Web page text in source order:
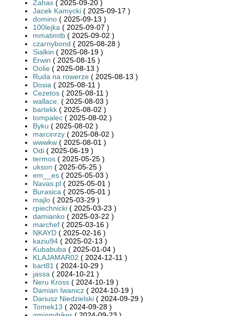
Zahas ( 2025-09-20 )
Jacek Kamycki ( 2025-09-17 )
domino ( 2025-09-13 )
100lejka ( 2025-09-07 )
mmatimtb ( 2025-09-02 )
czarnybond ( 2025-08-28 )
Sialkin ( 2025-08-19 )
Erwin ( 2025-08-15 )
Oolie ( 2025-08-13 )
Ruda na rowerze ( 2025-08-13 )
Dosia ( 2025-08-11 )
Cezetos ( 2025-08-11 )
wallace. ( 2025-08-03 )
bartekk ( 2025-08-02 )
tompalec ( 2025-08-02 )
Byku ( 2025-08-02 )
marcinrzy ( 2025-08-02 )
wwwkw ( 2025-08-01 )
Odi ( 2025-06-19 )
termos ( 2025-05-25 )
ukson ( 2025-05-25 )
em__es ( 2025-05-03 )
Navas.pl ( 2025-05-01 )
Burasica ( 2025-05-01 )
majlo ( 2025-03-29 )
rpiechnicki ( 2025-03-23 )
damianko ( 2025-03-22 )
marchef ( 2025-03-16 )
NKAYD ( 2025-02-16 )
kaziu94 ( 2025-02-13 )
Kubabuba ( 2025-01-04 )
KLAJAMAR02 ( 2024-12-11 )
bart81 ( 2024-10-29 )
jassa ( 2024-10-21 )
Neru Kross ( 2024-10-19 )
Damian Iwanicz ( 2024-10-19 )
Dariusz Niedzielski ( 2024-09-29 )
Tomek13 ( 2024-09-28 )